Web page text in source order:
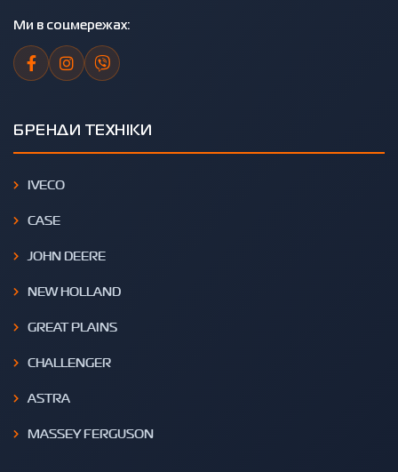
Ми в соцмережах:
БРЕНДИ ТЕХНІКИ
IVECO
CASE
JOHN DEERE
NEW HOLLAND
GREAT PLAINS
CHALLENGER
ASTRA
MASSEY FERGUSON